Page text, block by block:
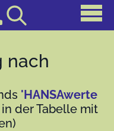
nach
'HANSAwerte
der Tabelle mit